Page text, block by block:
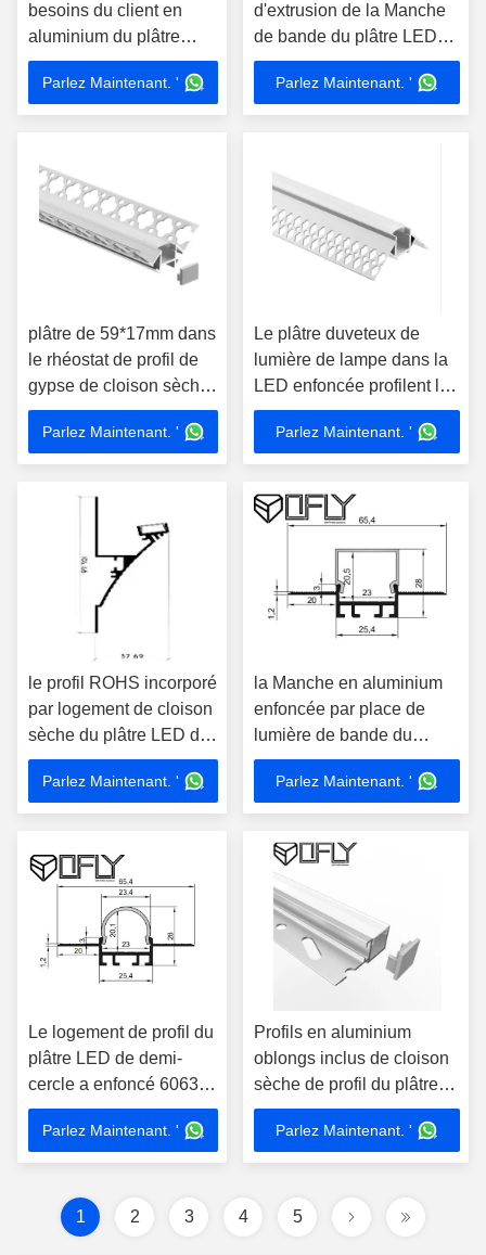
besoins du client en
aluminium du plâtre
LED de 56*15mm de
rhéostat de haute qualité
oblong de profil
Parlez Maintenant. '
d'extrusion de la Manche
de bande du plâtre LED
de forme de v de 46*15mm
pour l'éclairage doux
Parlez Maintenant. '
plâtre de 59*17mm dans
le rhéostat de profil de
gypse de cloison sèche
de la Manche de LED
avec le sens
Parlez Maintenant. '
Le plâtre duveteux de
lumière de lampe dans la
LED enfoncée profilent la
forme de v de gypse de
cloison sèche de
53*15mm
Parlez Maintenant. '
le profil ROHS incorporé
par logement de cloison
sèche du plâtre LED de
104*37.6mm a approuvé
Parlez Maintenant. '
la Manche en aluminium
enfoncée par place de
lumière de bande du
gypse LED de cloison
sèche de profil du plâtre
LED de 65*28mm
Parlez Maintenant. '
Le logement de profil du
plâtre LED de demi-
cercle a enfoncé 6063
T5 l'alliage d'aluminium
65*28mm
Parlez Maintenant. '
Profils en aluminium
oblongs inclus de cloison
sèche de profil du plâtre
LED de gypse 39*15mm
Parlez Maintenant. '
1 2 3 4 5